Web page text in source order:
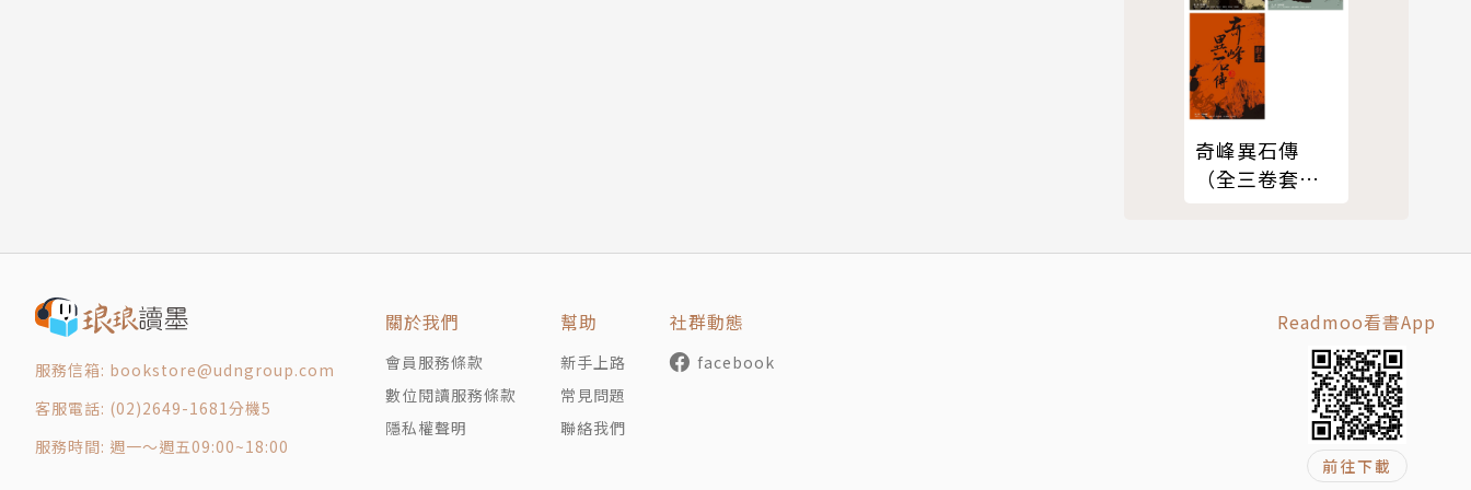
一場演講會，讓學生更慎思明辨
書寫小說以安頓身心
讓學生到老人院傾聽與寫作
文章與遊戲碰撞出社會改革的沉思
從結構性暴力直探原住民文學
奇峰異石傳
（全三卷套
服務信箱: bookstore@udngroup.com
客服電話: (02)2649-1681分機5
服務時間: 週一～週五09:00~18:00
關於我們
會員服務條款
數位閱讀服務條款
隱私權聲明
幫助
新手上路
常見問題
聯絡我們
社群動態
facebook
Readmoo看書App
前往下載